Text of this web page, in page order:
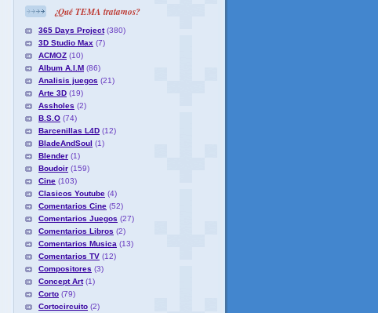
¿Qué TEMA tratamos?
365 Days Project (380)
3D Studio Max (7)
ACMOZ (10)
Album A.I.M (86)
Analisis juegos (21)
Arte 3D (19)
Assholes (2)
B.S.O (74)
Barcenillas L4D (12)
BladeAndSoul (1)
Blender (1)
Boudoir (159)
Cine (103)
Clasicos Youtube (4)
Comentarios Cine (52)
Comentarios Juegos (27)
Comentarios Libros (2)
Comentarios Musica (13)
Comentarios TV (12)
Compositores (3)
Concept Art (1)
Corto (79)
Cortocircuito (2)